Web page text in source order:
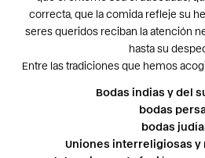
correcta, que la comida refleje su
seres queridos reciban la atención
hasta su
Entre las tradiciones que hemos
Bodas indias y del
bodas
bodas
Uniones interreligiosas